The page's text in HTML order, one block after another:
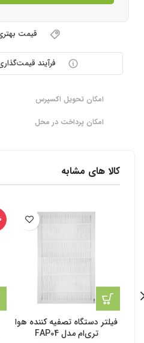
قیمت
فرآیند
امکان تحویل اکسپرس
امکان پرداخت در محل
کالا های مشابه
فیلتر دستگاه تصفیه کننده هوا
تری‌ام مدل FAP04